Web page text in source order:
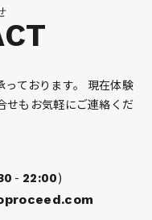
ております。
現在体験
せもお気軽にご連絡くだ
- 22:00)